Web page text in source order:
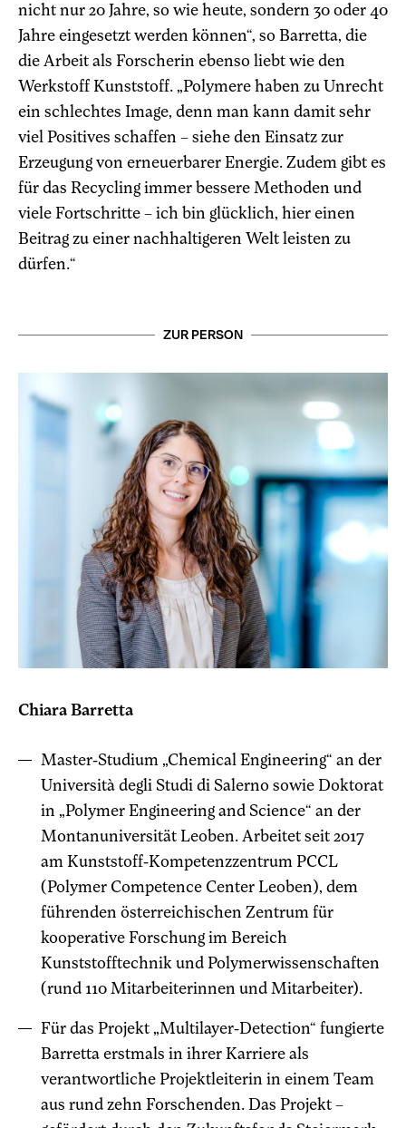
nicht nur 20 Jahre, so wie heute, sondern 30 oder 40
Jahre eingesetzt werden können“, so Barretta, die
die Arbeit als Forscherin ebenso liebt wie den
Werkstoff Kunststoff. „Polymere haben zu Unrecht
ein schlechtes Image, denn man kann damit sehr
viel Positives schaffen – siehe den Einsatz zur
Erzeugung von erneuerbarer Energie. Zudem gibt es
für das Recycling immer bessere Methoden und
viele Fortschritte – ich bin glücklich, hier einen
Beitrag zu einer nachhaltigeren Welt leisten zu
dürfen.“
ZUR PERSON
Chiara Barretta
Master-Studium „Chemical Engineering“ an der
Università degli Studi di Salerno sowie Doktorat
in „Polymer Engineering and Science“ an der
Montanuniversität Leoben. Arbeitet seit 2017
am Kunststoff-Kompetenzzentrum PCCL
(Polymer Competence Center Leoben), dem
führenden österreichischen Zentrum für
kooperative Forschung im Bereich
Kunststofftechnik und Polymerwissenschaften
(rund 110 Mitarbeiterinnen und Mitarbeiter).
Für das Projekt „Multilayer-Detection“ fungierte
Barretta erstmals in ihrer Karriere als
verantwortliche Projektleiterin in einem Team
aus rund zehn Forschenden. Das Projekt –